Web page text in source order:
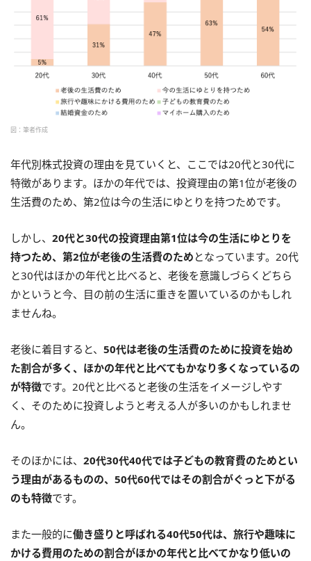
図：筆者作成
年代別株式投資の理由を見ていくと、ここでは20代と30代に
特徴があります。ほかの年代では、投資理由の第1位が老後の
生活費のため、第2位は今の生活にゆとりを持つためです。
しかし、 20代と30代の投資理由第1位は今の生活にゆとりを
持つため、第2位が老後の生活費のため となっています。20代
と30代はほかの年代と比べると、老後を意識しづらくどちら
かというと今、目の前の生活に重きを置いているのかもしれ
ませんね。
老後に着目すると、 50代は老後の生活費のために投資を始め
た割合が多く、ほかの年代と比べてもかなり多くなっているの
が特徴です。20代と比べると老後の生活をイメージしやす
く、そのために投資しようと考える人が多いのかもしれませ
ん。
そのほかには、 20代30代40代では子どもの教育費のためとい
う理由があるものの、50代60代ではその割合がぐっと下がる
のも特徴です。
また一般的に働き盛りと呼ばれる40代50代は、旅行や趣味に
かける費用のための割合がほかの年代と比べてかなり低いの